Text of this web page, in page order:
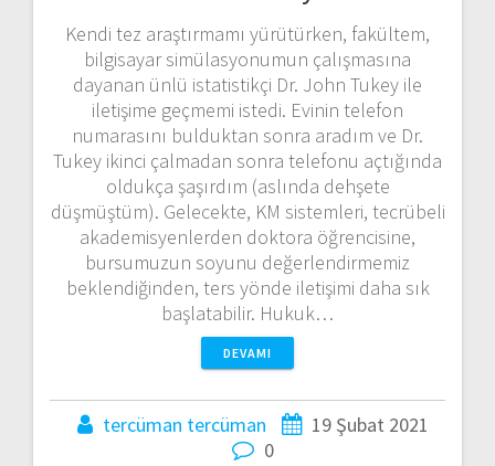
Kendi tez araştırmamı yürütürken, fakültem,
bilgisayar simülasyonumun çalışmasına
dayanan ünlü istatistikçi Dr. John Tukey ile
iletişime geçmemi istedi. Evinin telefon
numarasını bulduktan sonra aradım ve Dr.
Tukey ikinci çalmadan sonra telefonu açtığında
oldukça şaşırdım (aslında dehşete
düşmüştüm). Gelecekte, KM sistemleri, tecrübeli
akademisyenlerden doktora öğrencisine,
bursumuzun soyunu değerlendirmemiz
beklendiğinden, ters yönde iletişimi daha sık
başlatabilir. Hukuk…
DEVAMI
tercüman tercüman
19 Şubat 2021
0